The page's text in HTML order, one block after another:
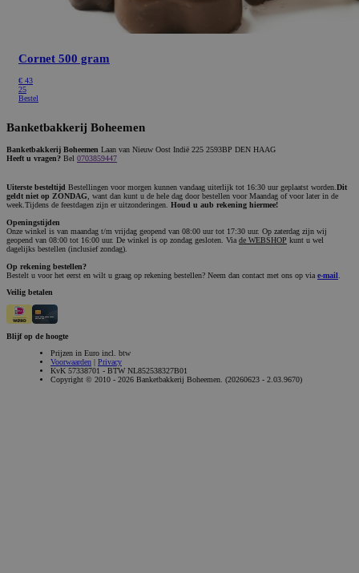
Cornet 500 gram
€ 43
25
Bestel
Banketbakkerij Boheemen
Banketbakkerij Boheemen Laan van Nieuw Oost Indië 225 2593BP DEN HAAG
Heeft u vragen? Bel 0703859447
Uiterste besteltijd Bestellingen voor morgen kunnen vandaag uiterlijk tot 16:30 uur geplaatst worden. Dit
geldt niet op ZONDAG , want dan kunt u de hele dag door bestellen voor Maandag of voor later in de
week.Tijdens de feestdagen zijn er uitzonderingen. Houd u aub rekening hiermee!
Openingstijden
Onze winkel is van maandag t/m vrijdag geopend van 08:00 uur tot 17:30 uur. Op zaterdag zijn wij
geopend van 08:00 tot 16:00 uur. De winkel is op zondag gesloten. Via de WEBSHOP kunt u wel
dagelijks bestellen (inclusief zondag).
Op rekening bestellen?
Bestelt u voor het eerst en wilt u graag op rekening bestellen? Neem dan contact met ons op via e-mail
Veilig betalen
Blijf op de hoogte
Prijzen in Euro incl. btw
Voorwaarden | Privacy
KvK 57338701 - BTW NL852538327B01
Copyright © 2010 - 2026 Banketbakkerij Boheemen. (20260623 - 2.03.9670)